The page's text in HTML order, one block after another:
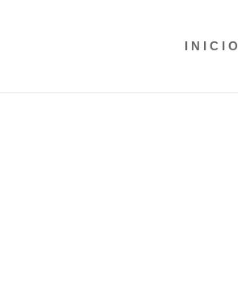
INICIO